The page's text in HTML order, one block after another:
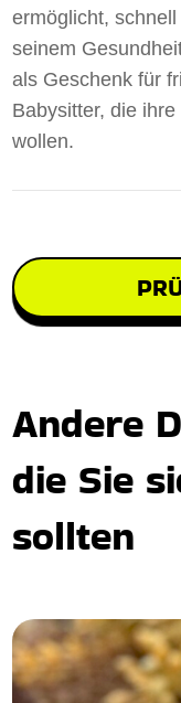
ermöglicht,
seinem
als Geschenk für
Babysitter, die
wollen.
Andere
die Sie
sollten